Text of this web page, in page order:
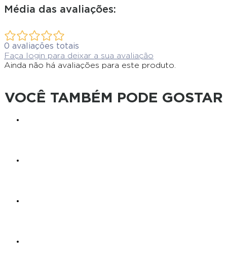
Média das avaliações:
0 avaliações totais
Faça login para deixar a sua avaliação
Ainda não há avaliações para este produto.
VOCÊ TAMBÉM PODE GOSTAR